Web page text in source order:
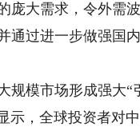
庞大需求，令外需
通过进一步做强国
模市场形成强大“
示，全球投资者对